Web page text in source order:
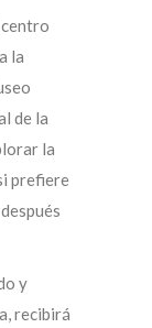
la
de la
la
prefiere
y
recibirá